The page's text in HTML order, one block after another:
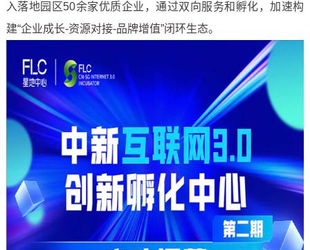
入落地园区50余家优质企业，通过双向服务和孵化，加速构
建“企业成长-资源对接-品牌增值”闭环生态。